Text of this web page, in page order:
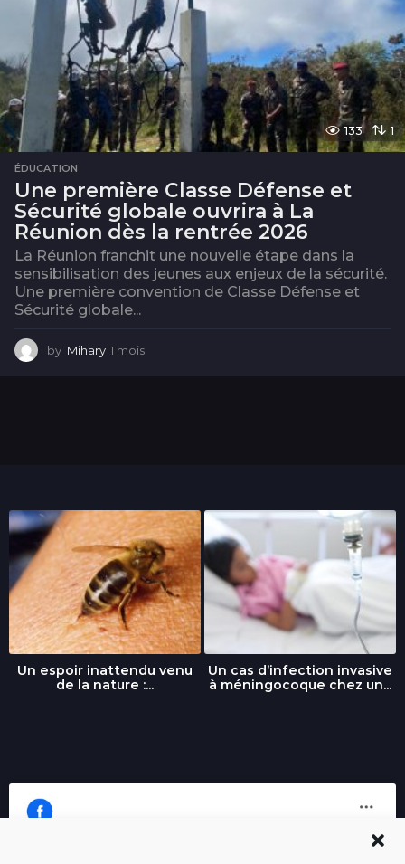
133 1
ÉDUCATION
Une première Classe Défense et
Sécurité globale ouvrira à La
Réunion dès la rentrée 2026
La Réunion franchit une nouvelle étape dans la
sensibilisation des jeunes aux enjeux de la sécurité.
Une première convention de Classe Défense et
Sécurité globale...
by Mihary 1 mois
Un espoir inattendu venu
de la nature :...
Un cas d’infection invasive
à méningocoque chez un...